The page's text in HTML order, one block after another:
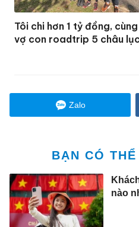
Tôi chi hơn 1 tỷ đồng, cùng
vợ con roadtrip 5 châu lục
Zalo
BẠN CÓ
nào